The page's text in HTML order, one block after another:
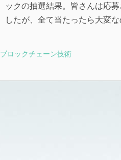
ックの抽選結果。皆さんは応
したが、全て当たったら大変な
ブロックチェーン技術